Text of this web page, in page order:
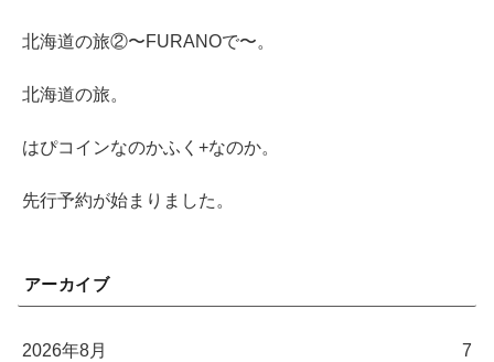
北海道の旅②〜FURANOで〜。
北海道の旅。
はぴコインなのかふく+なのか。
先行予約が始まりました。
アーカイブ
2026年8月 7